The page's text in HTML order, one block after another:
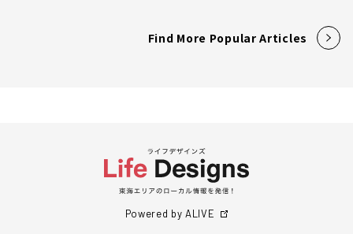
Find More Popular Articles
Powered by ALIVE